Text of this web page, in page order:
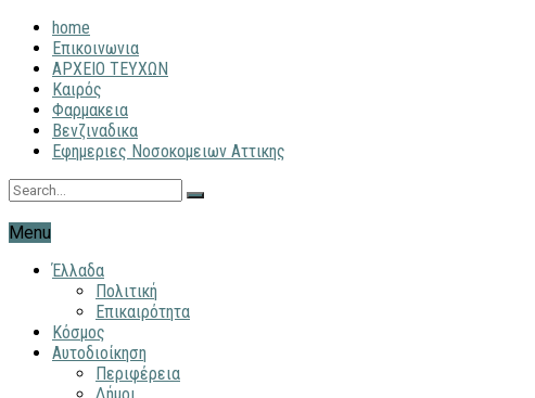
home
Επικοινωνια
ΑΡΧΕΙΟ ΤΕΥΧΩΝ
Καιρός
Φαρμακεια
Βενζιναδικα
Εφημεριες Νοσοκομειων Αττικης
Menu
Έλλαδα
Πολιτική
Επικαιρότητα
Κόσμος
Αυτοδιοίκηση
Περιφέρεια